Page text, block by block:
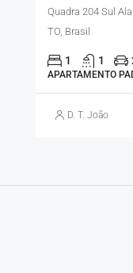
Quadra 204 Sul
TO, Brasil
1 1
APARTAMENTO
D. T. João